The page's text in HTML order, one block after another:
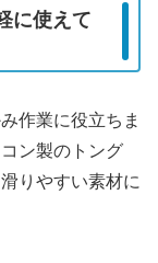
に使えて
作業に役立ちま
ン製のトング
りやすい素材に